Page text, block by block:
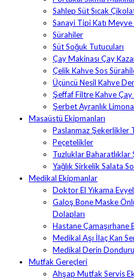
Sahlep Süt Sıcak
Sanayi Tipi Katı Meyve
Sürahiler
Süt Soğuk Tutucuları
Çay Makinası Çay
Çelik Kahve Sos
Üçüncü Nesil Kahve
Şeffaf Filtre Kahve Çay
Şerbet Ayranlık
Masaüstü Ekipmanları
Paslanmaz Şekerlikler
Peçetelikler
Tuzluklar
Yağlık Sirkelik Salata
Medikal Ekipmanlar
Doktor El Yıkama
Galoş Bone Maske
Dolapları
Hastane Çamaşırhane
Medikal Aşı İlaç Kan
Medikal Derin
Mutfak Gereçleri
Ahşap Mutfak Servis